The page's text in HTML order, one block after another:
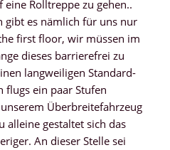
Rolltreppe zu gehen..
gibt es nämlich für uns nur
first floor, wir müssen im
dieses barrierefrei zu
langweiligen Standard-
flugs ein paar Stufen
Überbreitefahrzeug
alleine gestaltet sich das
An dieser Stelle sei